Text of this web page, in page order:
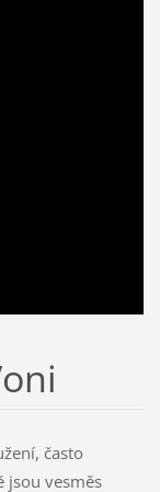
často
jsou vesměs